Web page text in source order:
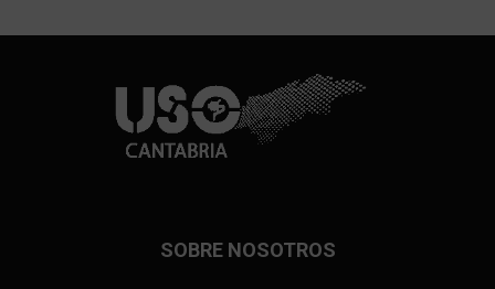
SOBRE NOSOTROS